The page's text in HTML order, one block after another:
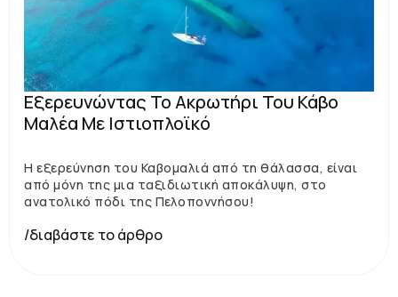
Εξερευνώντας Το Ακρωτήρι Του Κάβο
Μαλέα Με Ιστιοπλοϊκό
Η εξερεύνηση του Καβομαλιά από τη θάλασσα, είναι
από μόνη της μια ταξιδιωτική αποκάλυψη, στο
ανατολικό πόδι της Πελοποννήσου!
/διαβάστε το άρθρο